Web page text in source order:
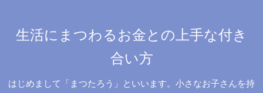
生活にまつわるお金との上手な付き
合い方
はじめまして「まつたろう」といいます。小さなお子さんを持